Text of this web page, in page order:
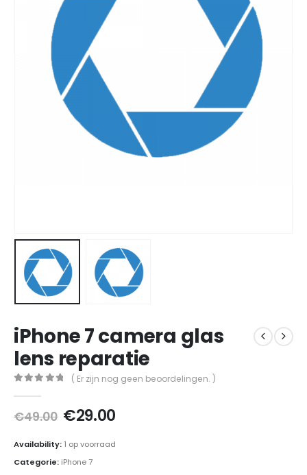
iPhone 7 camera glas
lens reparatie
( Er zijn nog geen beoordelingen. )
€49.00 Oorspronkelijke
was:
€49.00.
€29.00Huidige
is:
Availability: 1 op voorraad
Categorie: iPhone 7